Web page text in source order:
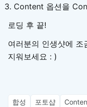
Content 옵션을
로딩 후 끝!
여러분의 인생샷에 조
지워보세요 : )
합성 포토샵